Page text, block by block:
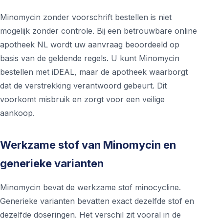
Minomycin zonder voorschrift bestellen is niet
mogelijk zonder controle. Bij een betrouwbare online
apotheek NL wordt uw aanvraag beoordeeld op
basis van de geldende regels. U kunt Minomycin
bestellen met iDEAL, maar de apotheek waarborgt
dat de verstrekking verantwoord gebeurt. Dit
voorkomt misbruik en zorgt voor een veilige
aankoop.
Werkzame stof van Minomycin en
generieke varianten
Minomycin bevat de werkzame stof minocycline.
Generieke varianten bevatten exact dezelfde stof en
dezelfde doseringen. Het verschil zit vooral in de